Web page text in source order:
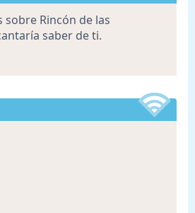
Rincón de las
saber de ti.